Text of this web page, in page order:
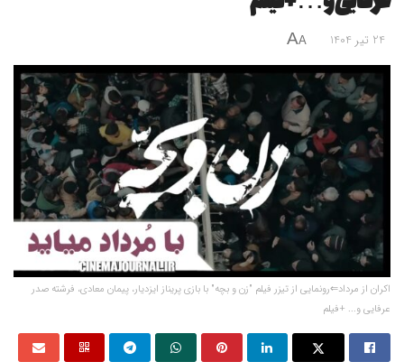
24 تیر 1404 A
A
اکران از مرداد⇐رونمایی از تیزر فیلم‌ "زن و بچه" با بازی پریناز ایزدیار، پیمان معادی، فرشته صدر
عرفایی و... +فیلم